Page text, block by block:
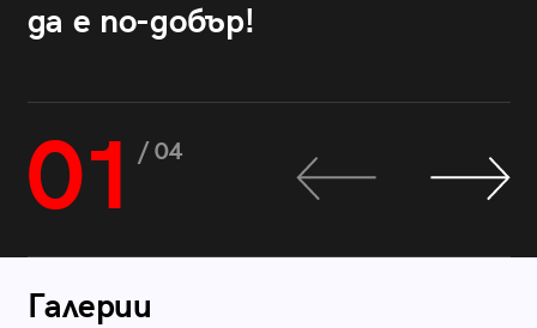
да е по-добър!
01 / 04
Галерии